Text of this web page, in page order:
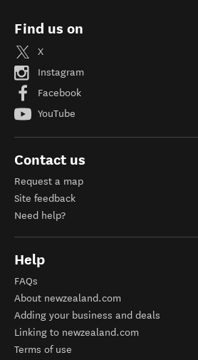
Find us on
X
Instagram
Facebook
YouTube
Contact us
Request a map
Site feedback
Need help?
Help
FAQs
About newzealand.com
Adding your business and deals
Linking to newzealand.com
Terms of use